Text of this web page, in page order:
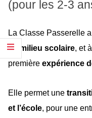
(pour les 2-3
La Classe Passerelle
au milieu scolaire, et
première expérience
Elle permet une
et l’école, pour une